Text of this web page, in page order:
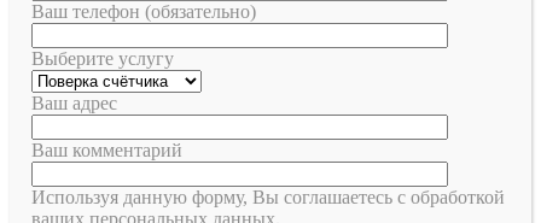
Ваш телефон (обязательно)
Выберите услугу
Ваш адрес
Ваш комментарий
Используя данную форму, Вы соглашаетесь с обработкой